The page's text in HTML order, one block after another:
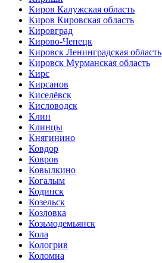
Киров Калужская область
Киров Кировская область
Кировград
Кирово-Чепецк
Кировск Ленинградская область
Кировск Мурманская область
Кирс
Кирсанов
Киселёвск
Кисловодск
Клин
Клинцы
Княгинино
Ковдор
Ковров
Ковылкино
Когалым
Кодинск
Козельск
Козловка
Козьмодемьянск
Кола
Кологрив
Коломна